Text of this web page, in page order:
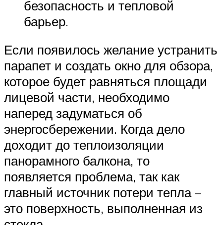
безопасность и тепловой
барьер.
Если появилось желание устранить
парапет и создать окно для обзора,
которое будет равняться площади
лицевой части, необходимо
наперед задуматься об
энергосбережении. Когда дело
доходит до теплоизоляции
панорамного балкона, то
появляется проблема, так как
главный источник потери тепла –
это поверхность, выполненная из